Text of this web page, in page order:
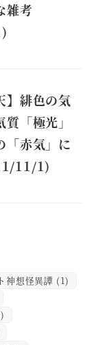
雑考
】緋色の気
「極光」
「赤気」に
11/1)
想怪異譚 (1)